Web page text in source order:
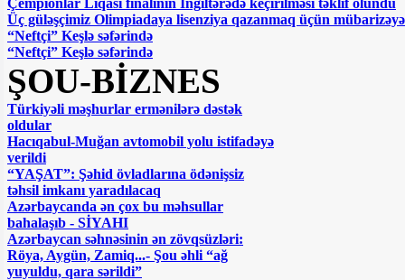
Çempionlar Liqası finalının İngiltərədə keçirilməsi təklif olundu
Üç güləşçimiz Olimpiadaya lisenziya qazanmaq üçün mübarizəyə
“Neftçi” Keşlə səfərində
“Neftçi” Keşlə səfərində
ŞOU-BİZNES
Türkiyəli məşhurlar ermənilərə dəstək
oldular
Hacıqabul-Muğan avtomobil yolu istifadəyə
verildi
“YAŞAT”: Şəhid övladlarına ödənişsiz
təhsil imkanı yaradılacaq
Azərbaycanda ən çox bu məhsullar
bahalaşıb - SİYAHI
Azərbaycan səhnəsinin ən zövqsüzləri:
Röya, Aygün, Zamiq...- Şou əhli “ağ
yuyuldu, qara sərildi”